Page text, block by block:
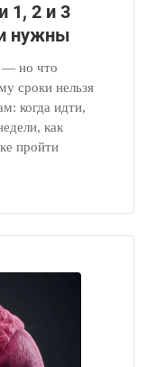
1, 2 и 3
нужны
— но что
сроки нельзя
когда идти,
как
пройти